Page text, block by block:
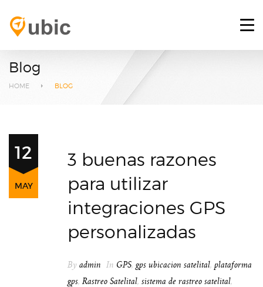
RETOS
PLATAFORMA GPS
CONTACTO
INICIAR SESIÓN
Blog
HOME BLOG
12
MAY
3 buenas razones
para utilizar
integraciones GPS
personalizadas
By admin In GPS, gps ubicacion satelital, plataforma
gps, Rastreo Satelital, sistema de rastreo satelital,